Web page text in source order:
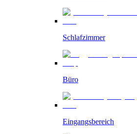
Schlafzimmer
Büro
Eingangsbereich